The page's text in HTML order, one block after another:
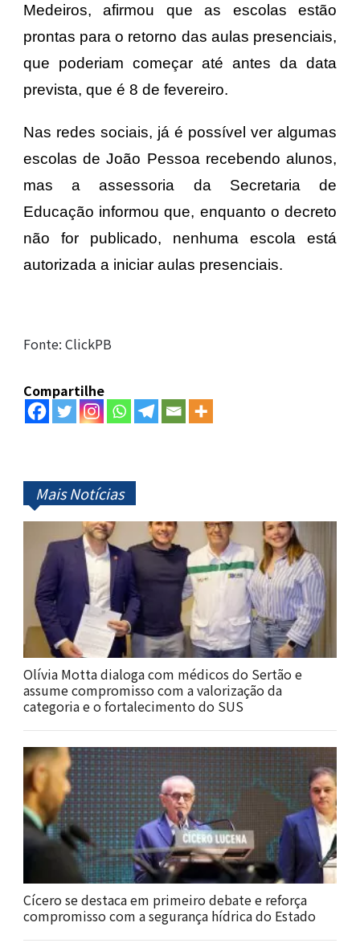
Medeiros, afirmou que as escolas estão
prontas para o retorno das aulas presenciais,
que poderiam começar até antes da data
prevista, que é 8 de fevereiro.
Nas redes sociais, já é possível ver algumas
escolas de João Pessoa recebendo alunos,
mas a assessoria da Secretaria de
Educação informou que, enquanto o decreto
não for publicado, nenhuma escola está
autorizada a iniciar aulas presenciais.
Fonte: ClickPB
Compartilhe
Mais Notícias
Olívia Motta dialoga com médicos do Sertão e
assume compromisso com a valorização da
categoria e o fortalecimento do SUS
Cícero se destaca em primeiro debate e reforça
compromisso com a segurança hídrica do Estado